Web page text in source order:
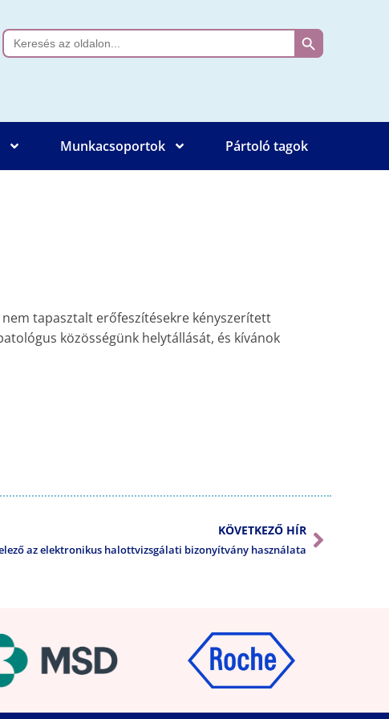
Search
for:
Search Button
Munkacsoportok Pártoló tagok
tapasztalt erőfeszítésekre kényszerített
közösségünk helytállását, és kívánok
KÖVETKEZŐ HÍR
az elektronikus halottvizsgálati bizonyítvány használata